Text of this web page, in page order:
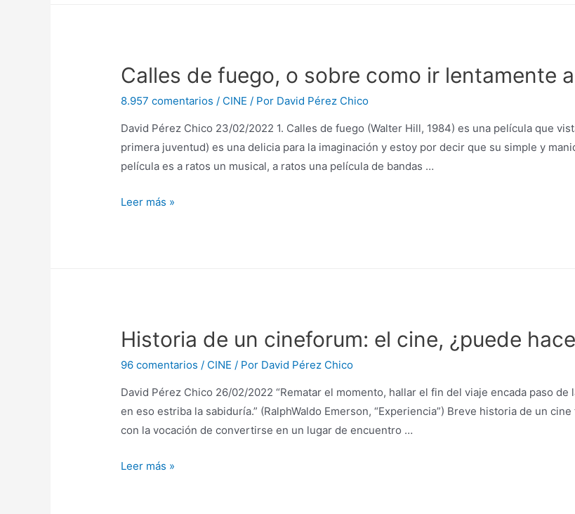
Calles de fuego, o sobre como ir lentamente
8.957 comentarios / CINE / Por David Pérez Chico
David Pérez Chico 23/02/2022 1. Calles de fuego (Walter Hill, 1984) es una película que
primera juventud) es una delicia para la imaginación y estoy por decir que su simple y
película es a ratos un musical, a ratos una película de bandas …
Calles
lentamente
ninguna
parte.
Leer más »
Historia de un cineforum: el cine, ¿puede
96 comentarios / CINE / Por David Pérez Chico
David Pérez Chico 26/02/2022 “Rematar el momento, hallar el fin del viaje encada paso
en eso estriba la sabiduría.” (RalphWaldo Emerson, “Experiencia”) Breve historia de un
con la vocación de convertirse en un lugar de encuentro …
Historia
Leer más »